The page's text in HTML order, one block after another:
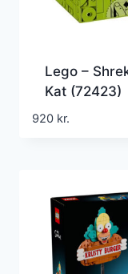
Lego –
Kat (72423)
920 kr.